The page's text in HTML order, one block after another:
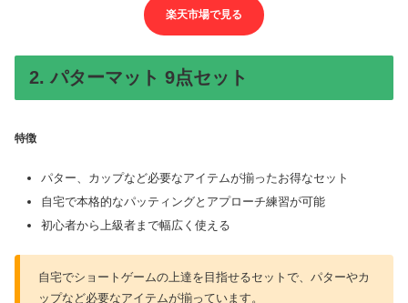
楽天市場で見る
2. パターマット 9点セット
特徴
パター、カップなど必要なアイテムが揃ったお得なセット
自宅で本格的なパッティングとアプローチ練習が可能
初心者から上級者まで幅広く使える
自宅でショートゲームの上達を目指せるセットで、パターやカ
ップなど必要なアイテムが揃っています。